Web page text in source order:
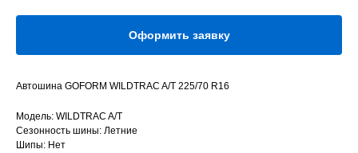
Оформить заявку
Автошина GOFORM WILDTRAC A/T 225/70 R16
Модель: WILDTRAC A/T
Сезонность шины: Летние
Шипы: Нет